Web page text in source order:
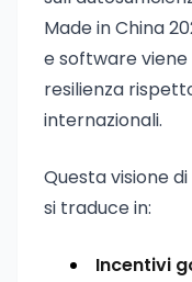
Made in China
e software
resilienza
internazionali.
Questa visione di
si traduce in:
Incentivi